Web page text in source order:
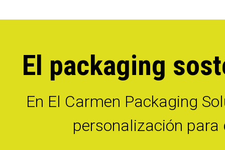
El packaging
En El Carmen Packaging
personalización